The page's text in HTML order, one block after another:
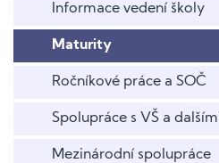
Informace vedení školy
Maturity
Ročníkové práce a SOČ
Spolupráce s VŠ a
Mezinárodní spolupráce